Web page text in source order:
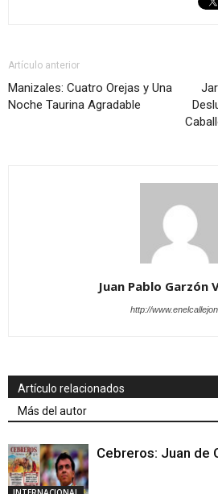
Artículo anterior
Manizales: Cuatro Orejas y Una
Noche Taurina Agradable
Juan Pablo Garzón
http://
Artículo relacionados
Más del autor
Cebreros: Juan de